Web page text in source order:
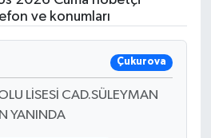
ve konumları
Çukurova
LİSESİ CAD.SÜLEYMAN
YANINDA